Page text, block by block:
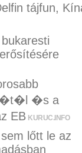
tájfun,
�s a
EB KURUC.INFO
lőtt le az